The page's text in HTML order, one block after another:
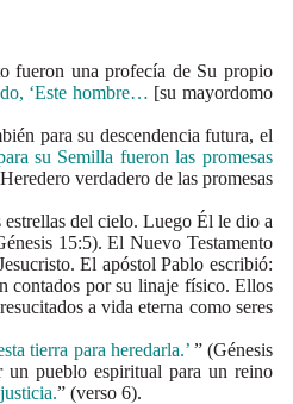
una profecía de Su propio
‘Este hombre… [su mayordomo
para su descendencia futura, el
su Semilla fueron las promesas
verdadero de las promesas
del cielo. Luego Él le dio a
15:5). El Nuevo Testamento
El apóstol Pablo escribió:
contados por su linaje físico. Ellos
a vida eterna como seres
tierra para heredarla.’ ” (Génesis
un pueblo espiritual para un reino
” (verso 6).